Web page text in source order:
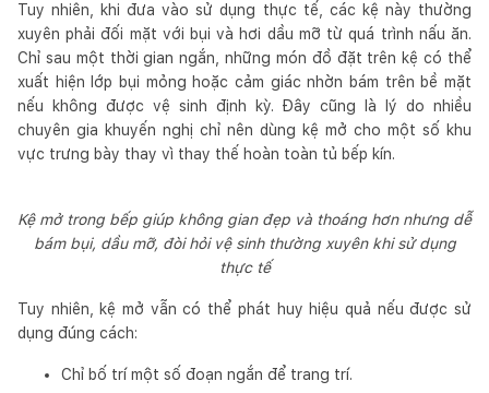
Tuy nhiên, khi đưa vào sử dụng thực tế, các kệ này thường
xuyên phải đối mặt với bụi và hơi dầu mỡ từ quá trình nấu ăn.
Chỉ sau một thời gian ngắn, những món đồ đặt trên kệ có thể
xuất hiện lớp bụi mỏng hoặc cảm giác nhờn bám trên bề mặt
nếu không được vệ sinh định kỳ. Đây cũng là lý do nhiều
chuyên gia khuyến nghị chỉ nên dùng kệ mở cho một số khu
vực trưng bày thay vì thay thế hoàn toàn tủ bếp kín.
Kệ mở trong bếp giúp không gian đẹp và thoáng hơn nhưng dễ
bám bụi, dầu mỡ, đòi hỏi vệ sinh thường xuyên khi sử dụng
thực tế
Tuy nhiên, kệ mở vẫn có thể phát huy hiệu quả nếu được sử
dụng đúng cách:
Chỉ bố trí một số đoạn ngắn để trang trí.